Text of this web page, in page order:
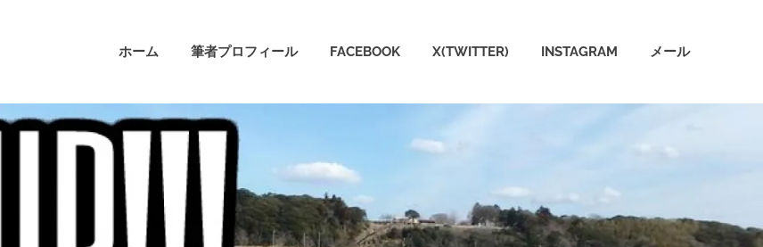
ホーム 筆者プロフィール FACEBOOK X(TWITTER) INSTAGRAM メール